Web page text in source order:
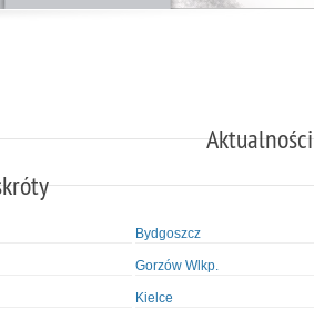
Aktualności
Bydgoszcz
Gorzów Wlkp.
Kielce